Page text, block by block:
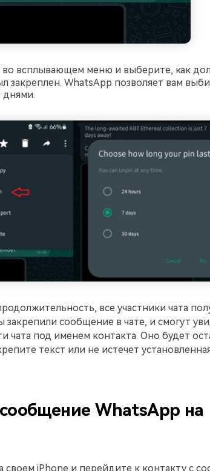
во всплывающем меню и выберите, как
закреплен. WhatsApp позволяет вам
днями.
все участники чата
сообщение в чате, и смогут
чата под именем контакта. Оно будет
текст или не истечет
WhatsApp на
своем iPhone и перейдите к контакту с